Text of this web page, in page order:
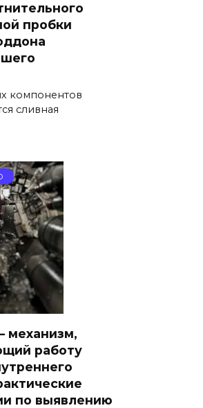
пробки
компонентов
сливная
работу
по выявлению